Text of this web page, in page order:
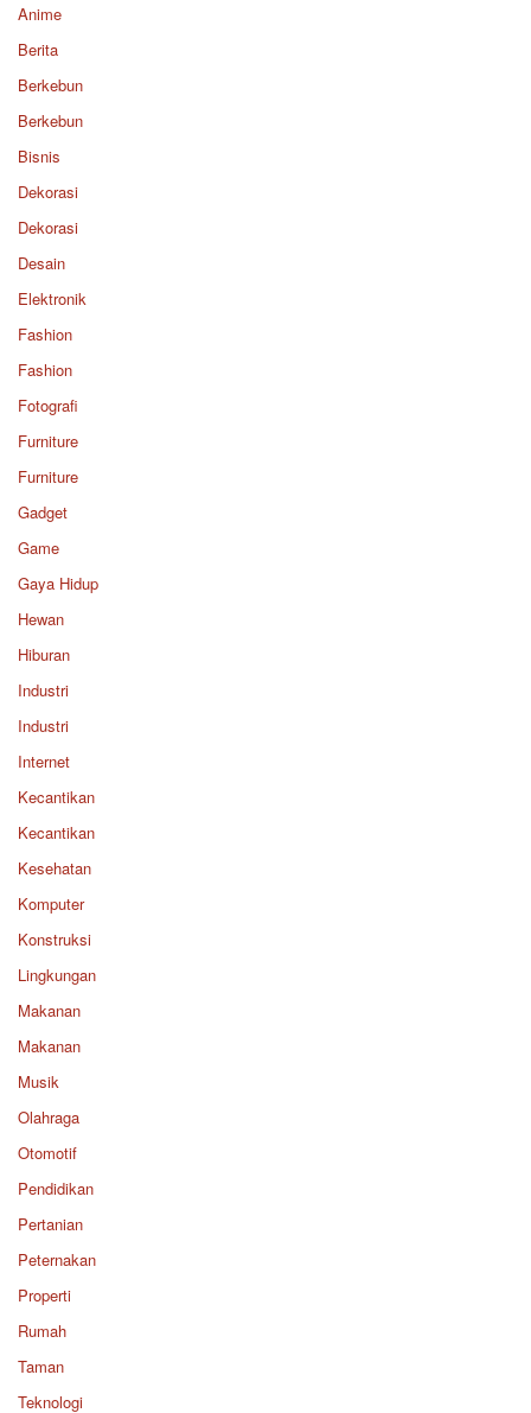
Anime
Berita
Berkebun
Berkebun
Bisnis
Dekorasi
Dekorasi
Desain
Elektronik
Fashion
Fashion
Fotografi
Furniture
Furniture
Gadget
Game
Gaya Hidup
Hewan
Hiburan
Industri
Industri
Internet
Kecantikan
Kecantikan
Kesehatan
Komputer
Konstruksi
Lingkungan
Makanan
Makanan
Musik
Olahraga
Otomotif
Pendidikan
Pertanian
Peternakan
Properti
Rumah
Taman
Teknologi